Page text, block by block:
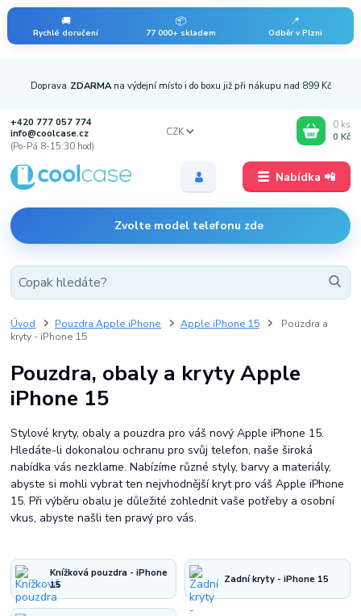
🚚
Rychlé doručení
📦
77 000+ skladem
📍
Odběr v Plzni
Nabídka 📲
Doprava ZDARMA na výdejní místo i do boxu již při nákupu nad 899 Kč
+420 777 057 774
info@coolcase.cz
(Po-Pá 8-15:30 hod)
Zvolte model telefonu zde
CZK
0 ks
0 Kč
Úvod Pouzdra Apple iPhone Apple iPhone 15
Pouzdra a
kryty - iPhone 15
Pouzdra, obaly a kryty Apple
iPhone 15
Stylové kryty, obaly a pouzdra pro váš nový Apple iPhone 15.
Hledáte-li dokonalou ochranu pro svůj telefon, naše široká
nabídka vás nezklame. Nabízíme různé styly, barvy a materiály,
abyste si mohli vybrat ten nejvhodnější kryt pro váš Apple iPhone
15. Při výběru obalu je důležité zohlednit vaše potřeby a osobní
vkus, abyste našli ten pravý pro vás.
Knížková pouzdra - iPhone
15
Zadní kryty - iPhone 15